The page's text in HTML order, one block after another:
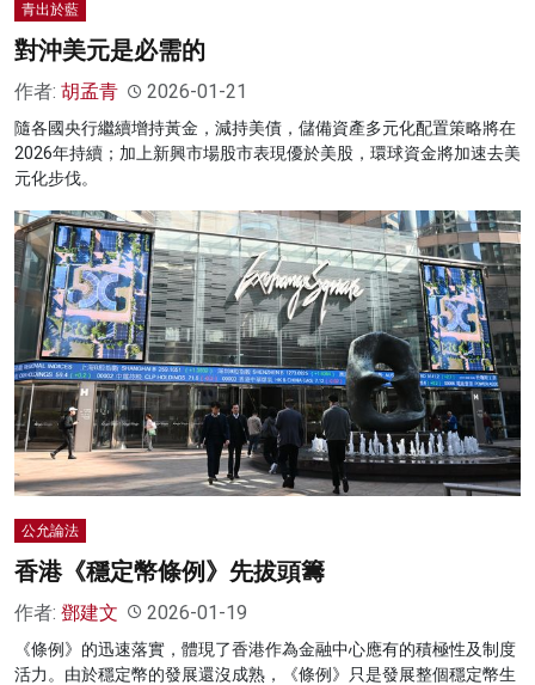
青出於藍
對沖美元是必需的
作者: 胡孟青 2026-01-21
隨各國央行繼續增持黃金，減持美債，儲備資產多元化配置策略將在
2026年持續；加上新興市場股市表現優於美股，環球資金將加速去美
元化步伐。
公允論法
香港《穩定幣條例》先拔頭籌
作者: 鄧建文 2026-01-19
《條例》的迅速落實，體現了香港作為金融中心應有的積極性及制度
活力。由於穩定幣的發展還沒成熟，《條例》只是發展整個穩定幣生